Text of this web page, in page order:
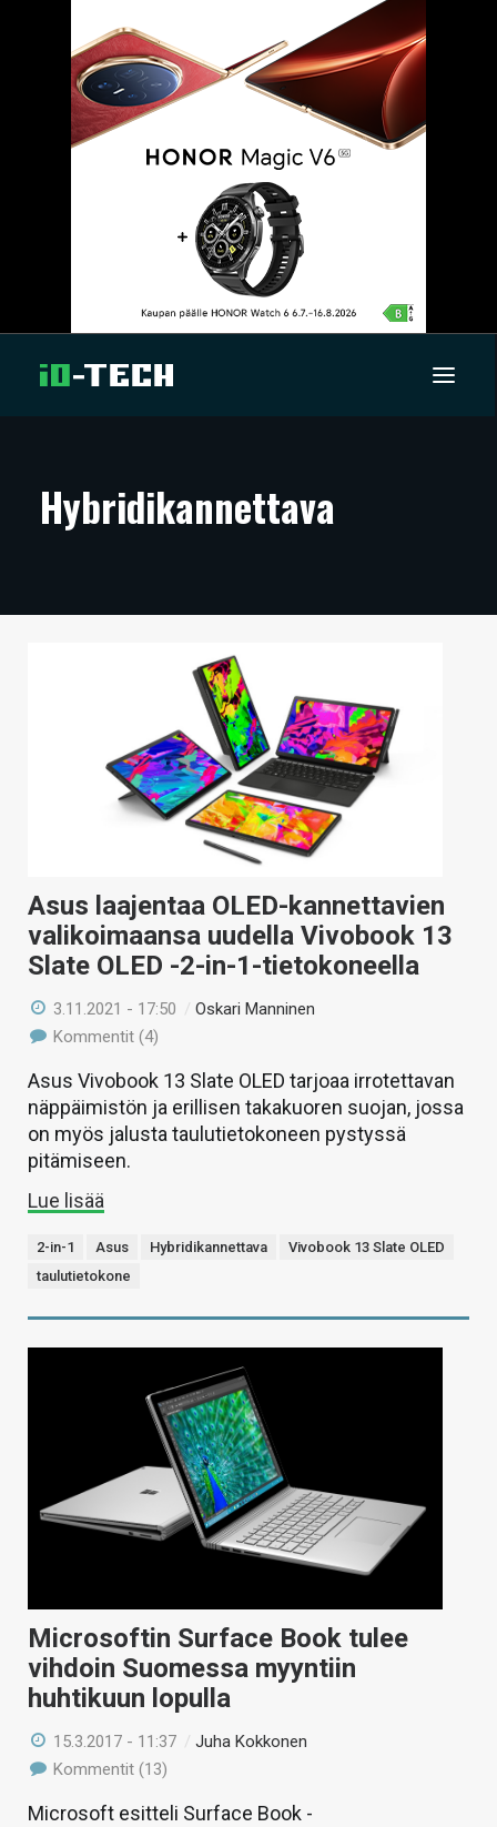
ARTIKKELIT
TECHBBS
VAIHDA TEEMA
HAKU
Hybridikannettava
Asus laajentaa OLED-kannettavien
valikoimaansa uudella Vivobook 13
Slate OLED -2-in-1-tietokoneella
3.11.2021 - 17:50 /Oskari Manninen
Kommentit (4)
Asus Vivobook 13 Slate OLED tarjoaa irrotettavan
näppäimistön ja erillisen takakuoren suojan, jossa
on myös jalusta taulutietokoneen pystyssä
pitämiseen.
Lue lisää
2-in-1 Asus Hybridikannettava
Vivobook 13 Slate OLED
taulutietokone
Microsoftin Surface Book tulee
vihdoin Suomessa myyntiin
huhtikuun lopulla
15.3.2017 - 11:37 /Juha Kokkonen
Kommentit (13)
Microsoft esitteli Surface Book -